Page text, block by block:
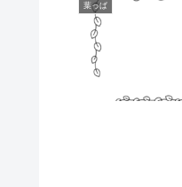
葉っぱ